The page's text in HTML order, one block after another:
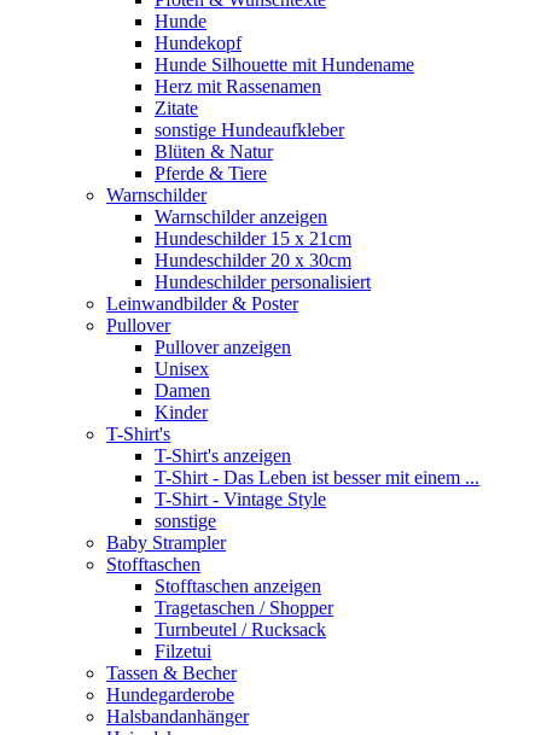
Hunde
Hundekopf
Hunde Silhouette mit Hundename
Herz mit Rassenamen
Zitate
sonstige Hundeaufkleber
Blüten & Natur
Pferde & Tiere
Warnschilder
Warnschilder anzeigen
Hundeschilder 15 x 21cm
Hundeschilder 20 x 30cm
Hundeschilder personalisiert
Leinwandbilder & Poster
Pullover
Pullover anzeigen
Unisex
Damen
Kinder
T-Shirt's
T-Shirt's anzeigen
T-Shirt - Das Leben ist besser mit einem ...
T-Shirt - Vintage Style
sonstige
Baby Strampler
Stofftaschen
Stofftaschen anzeigen
Tragetaschen / Shopper
Turnbeutel / Rucksack
Filzetui
Tassen & Becher
Hundegarderobe
Halsbandanhänger